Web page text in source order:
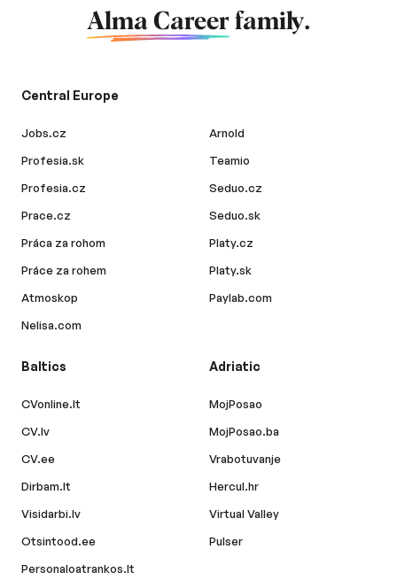
Alma Career family.
Central Europe
Jobs.cz
Profesia.sk
Profesia.cz
Prace.cz
Práca za rohom
Práce za rohem
Atmoskop
Nelisa.com
Arnold
Teamio
Seduo.cz
Seduo.sk
Platy.cz
Platy.sk
Paylab.com
Baltics
CVonline.lt
CV.lv
CV.ee
Dirbam.lt
Visidarbi.lv
Otsintood.ee
Personaloatrankos.lt
Adriatic
MojPosao
MojPosao.ba
Vrabotuvanje
Hercul.hr
Virtual Valley
Pulser